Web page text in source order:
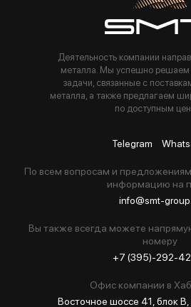
Деятельность компании
металла. Мы успешно
задачи, связанные с
металла, а также предлагаем
по доступным
Telegram
По всем вопросам и
информацию на
info@smt-
Вы также всегда можете
номеру
+7 (395)-292-
Офис компании в
Восточное шоссе 41, блок